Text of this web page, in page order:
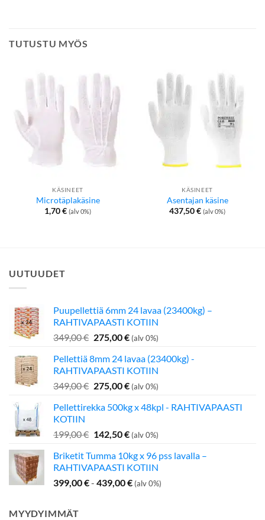
TUTUSTU MYÖS
KÄSINEET
Microtäplakäsine
1,70€ (alv 0%)
KÄSINEET
Asentajan käsine
437,50€ (alv 0%)
UUTUUDET
Puupellettiä 6mm 24 lavaa (23400kg) –
RAHTIVAPAASTI KOTIIN
349,00€ Alkuperäinen
oli:
349,00 €.
275,00€Nykyinen
on:
275,00 €.
(alv 0%)
Pellettiä 8mm 24 lavaa (23400kg) -
RAHTIVAPAASTI KOTIIN
349,00€ Alkuperäinen
oli:
275,00€Nykyinen
on:
(alv 0%)
Pellettirekka 500kg x 48kpl - RAHTIVAPAASTI
KOTIIN
199,00€ Alkuperäinen
oli:
199,00 €.
142,50€Nykyinen
on:
142,50 €.
(alv 0%)
Briketit Tumma 10kg x 96 pss lavalla –
RAHTIVAPAASTI KOTIIN
399,00€- 439,00€ (alv 0%)
MYYDYIMMÄT